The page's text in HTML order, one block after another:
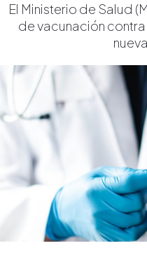
El Ministerio de Salud
de vacunación